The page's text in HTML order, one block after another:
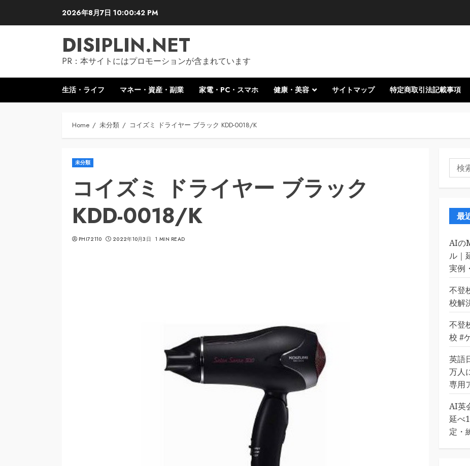
2026年8月7日 10:00:43 PM
DISIPLIN.NET
PR：本サイトにはプロモーションが含まれています
生活・ライフ マネー・資産・副業 家電・PC・スマホ 健康・美容 サイトマップ 特定商取引法記載事項
Home 未分類 コイズミ ドライヤー ブラック KDD-0018/K
未分類
コイズミ ドライヤー ブラック
KDD-0018/K
PHI72110 2022年10月3日 1 MIN READ
検
索:
最
AIの
ル｜
実例
不登
校解
不登
校 #
英語
万人
専用
AI英
延べ
定・